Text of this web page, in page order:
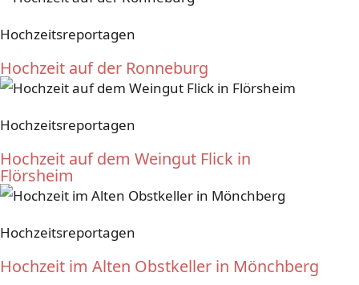
Hochzeitsreportagen
Hochzeit auf der Ronneburg
Hochzeitsreportagen
Hochzeit auf dem Weingut Flick in
Flörsheim
Hochzeitsreportagen
Hochzeit im Alten Obstkeller in Mönchberg